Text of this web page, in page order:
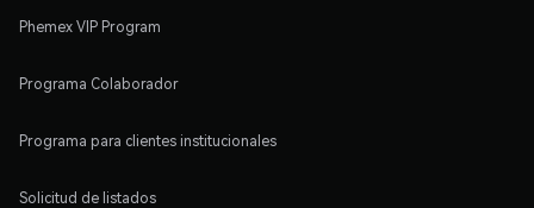
Phemex VIP Program
Programa Colaborador
Programa para clientes institucionales
Solicitud de listados